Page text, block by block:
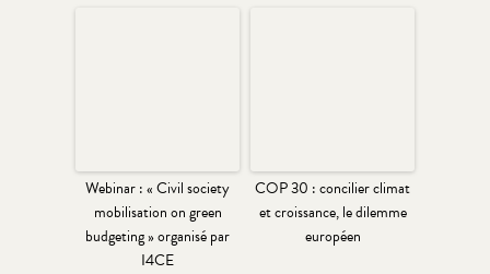
Webinar : « Civil society
mobilisation on green
budgeting » organisé par
I4CE
COP 30 : concilier climat
et croissance, le dilemme
européen